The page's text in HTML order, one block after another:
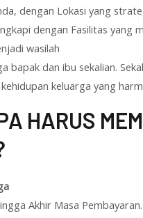
dengan Lokasi yang
dengan Fasilitas yang
wasilah
bapak dan ibu sekalian.
keluarga yang
HARUS
Akhir Masa